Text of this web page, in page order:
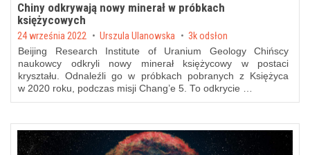
Chiny odkrywają nowy minerał w próbkach
księżycowych
Posted on
24 września 2022 byUrszula Ulanowska 3k odsłon
Beijing Research Institute of Uranium Geology Chińscy
naukowcy odkryli nowy minerał księżycowy w postaci
kryształu. Odnaleźli go w próbkach pobranych z Księżyca
w 2020 roku, podczas misji Chang’e 5. To odkrycie …